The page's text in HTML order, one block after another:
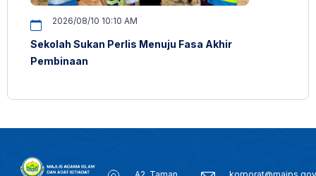
2026/08/10 10:10 AM
Sekolah Sukan Perlis Menuju Fasa Akhir
Pembinaan